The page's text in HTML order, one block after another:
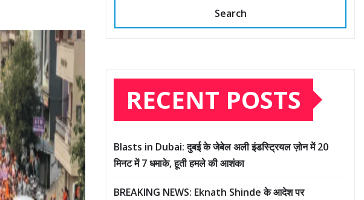
Search
RECENT POSTS
Blasts in Dubai: दुबई के जेबेल अली इंडस्ट्रियल ज़ोन में 20
मिनट में 7 धमाके, हूती हमले की आशंका
BREAKING NEWS: Eknath Shinde के आदेश पर